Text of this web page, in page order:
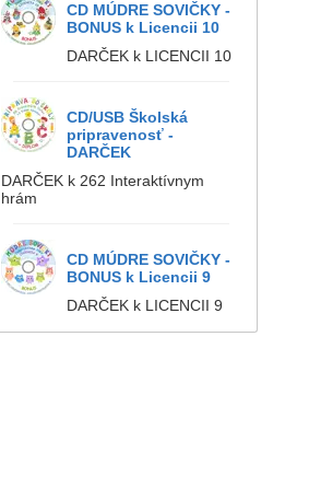
CD MÚDRE SOVIČKY -
BONUS k Licencii 10
DARČEK k LICENCII 10
CD/USB Školská
pripravenosť -
DARČEK
DARČEK k 262 Interaktívnym
hrám
CD MÚDRE SOVIČKY -
BONUS k Licencii 9
DARČEK k LICENCII 9